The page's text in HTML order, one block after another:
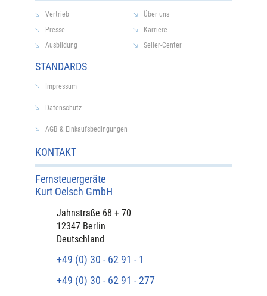
KONTAKT
Fernsteuergeräte
Kurt Oelsch GmbH​
​Jahnstraße 68 + 70
12347 Berlin
Deutschland
+49 (0) 30 - 62 91 - 1
+49 (0) 30 - 62 91 - 277
Vertrieb
Über uns
Presse
Karriere
Ausbildung
Seller-Center
STANDARDS
Impressum
Datenschutz
AGB & Einkaufsbedingungen